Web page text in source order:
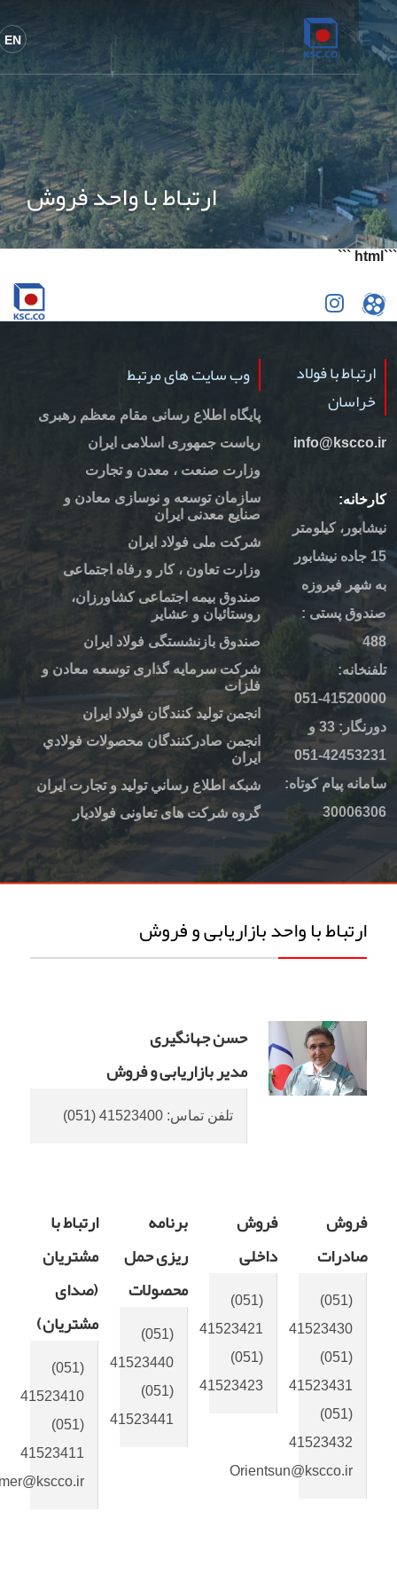
ارتباط با واحد فروش
با واحد بازاریابی و فروش
حسن جهانگیری
مدیر بازاریابی و فروش
تلفن تماس:(051) 41523400
41523430
41523431
41523432
Orientsun@kscco.ir
فروش
داخلی
41523421
41523423
برنامه
ریزی حمل
محصولات
(051)
41523440
(051)
41523441
ارتباط با
مشتریان
(صدای
مشتریان)
(051)
41523410
(051)
41523411
Customer@kscco.ir
```
با فولاد
کیلومتر
نیشابور
فیروزه
پستی :
دورنگار: 33 و
پیام کوتاه:
وب سایت های مرتبط
پایگاه اطلاع رسانی مقام معظم رهبری
ریاست جمهوری اسلامی ایران
وزارت صنعت ، معدن و تجارت
سازمان توسعه و نوسازی معادن و
صنایع معدنی ایران
شرکت ملی فولاد ایران
وزارت تعاون ، کار و رفاه اجتماعی
صندوق بیمه اجتماعی کشاورزان،
روستائیان و عشایر
صندوق بازنشستگی فولاد ایران
شرکت سرمایه گذاری توسعه معادن و
فلزات
انجمن تولید کنندگان فولاد ایران
انجمن صادركنندگان محصولات فولادي
ايران
شبكه اطلاع رساني توليد و تجارت ايران
گروه شرکت های تعاونی فولادیار